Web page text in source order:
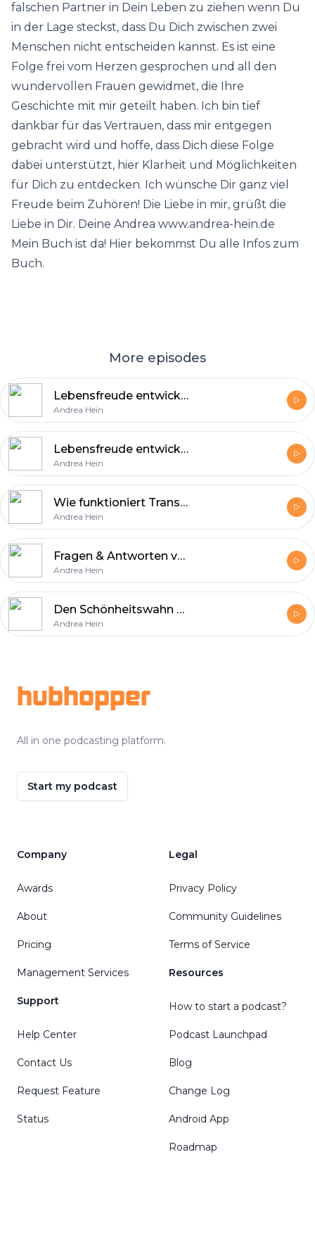
falschen Partner in Dein Leben zu ziehen wenn Du
in der Lage steckst, dass Du Dich zwischen zwei
Menschen nicht entscheiden kannst. Es ist eine
Folge frei vom Herzen gesprochen und all den
wundervollen Frauen gewidmet, die Ihre
Geschichte mit mir geteilt haben. Ich bin tief
dankbar für das Vertrauen, dass mir entgegen
gebracht wird und hoffe, dass Dich diese Folge
dabei unterstützt, hier Klarheit und Möglichkeiten
für Dich zu entdecken. Ich wünsche Dir ganz viel
Freude beim Zuhören! Die Liebe in mir, grüßt die
Liebe in Dir. Deine Andrea www.andrea-hein.de
Mein Buch ist da! Hier bekommst Du alle Infos zum
Buch.
More episodes
Lebensfreude entwickeln und erleben - Teil 2
Andrea Hein
Lebensfreude entwickeln und erleben - Teil 1
Andrea Hein
Wie funktioniert Transformation?
Andrea Hein
Fragen & Antworten von Herz zu Herz #3
Andrea Hein
Den Schönheitswahn endlich loslassen und frei sein
Andrea Hein
hubhopper
All in one podcasting platform.
Start my podcast
Company
Awards
About
Pricing
Management Services
Support
Help Center
Contact Us
Request Feature
Status
Legal
Privacy Policy
Community Guidelines
Terms of Service
Resources
How to start a podcast?
Podcast Launchpad
Blog
Change Log
Android App
Roadmap